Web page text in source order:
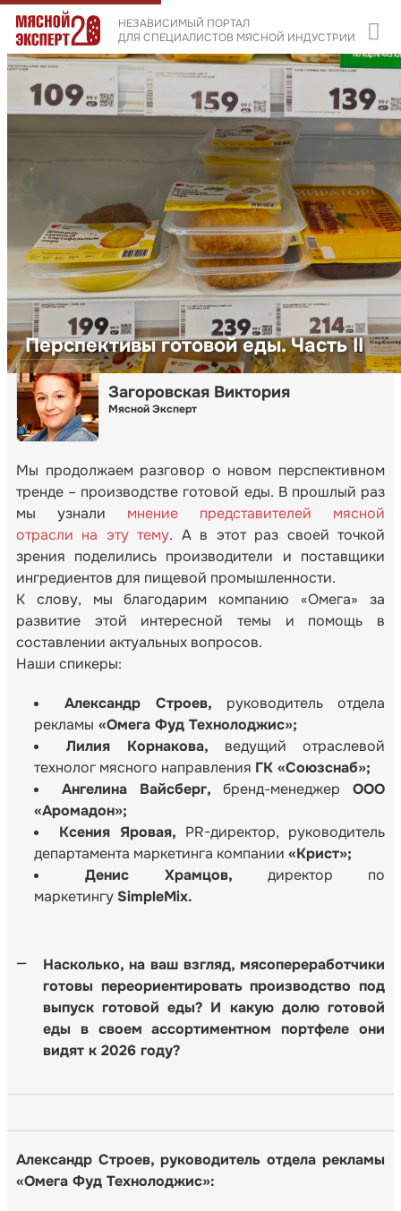
НЕЗАВИСИМЫЙ ПОРТАЛ
ДЛЯ СПЕЦИАЛИСТОВ МЯСНОЙ ИНДУСТРИИ
Перспективы готовой еды. Часть II
Загоровская Виктория
Мясной Эксперт
Мы продолжаем разговор о новом перспективном
тренде – производстве готовой еды. В прошлый раз
мы узнали мнение представителей мясной
отрасли на эту тему. А в этот раз своей точкой
зрения поделились производители и поставщики
ингредиентов для пищевой промышленности.
К слову, мы благодарим компанию «Омега» за
развитие этой интересной темы и помощь в
составлении актуальных вопросов.
Наши спикеры:
Александр Строев, руководитель отдела
рекламы «Омега Фуд Технолоджис»;
Лилия Корнакова, ведущий отраслевой
технолог мясного направления ГК «Союзснаб»;
Ангелина Вайсберг, бренд-менеджер ООО
«Аромадон»;
Ксения Яровая, PR-директор, руководитель
департамента маркетинга компании «Крист»;
Денис Храмцов, директор по
маркетингу SimpleMix.
Насколько, на ваш взгляд, мясопереработчики
готовы переориентировать производство под
выпуск готовой еды? И какую долю готовой
еды в своем ассортиментном портфеле они
видят к 2026 году?
Александр Строев, руководитель отдела рекламы
«Омега Фуд Технолоджис»: